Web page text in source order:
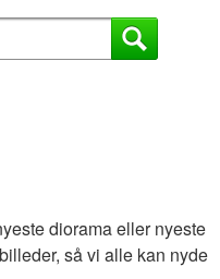
diorama eller nyeste
så vi alle kan nyde